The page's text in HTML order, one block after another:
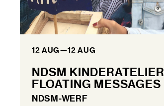
12 AUG—12 AUG
NDSM KINDERATELIER |
FLOATING MESSAGES
NDSM-WERF